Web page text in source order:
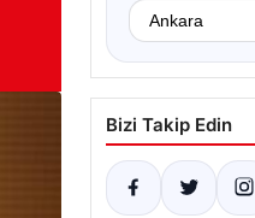
Bizi Takip Edin